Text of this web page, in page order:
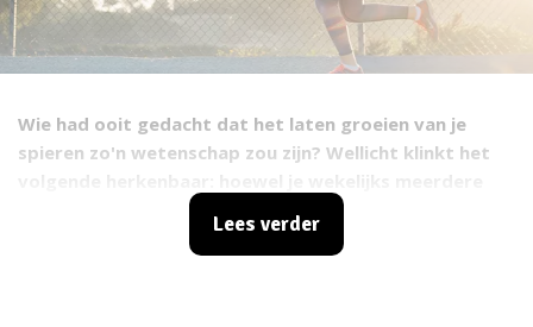
Wie had ooit gedacht dat het laten groeien van je
spieren zo'n wetenschap zou zijn? Wellicht klinkt het
malen in de sportschool staat, lijk je ineens niet meer
vooruit te komen. Je doet je uiterste best maar er lijkt
Lees verder